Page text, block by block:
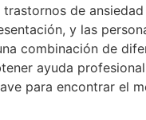
de
y las
combinación de
ayuda
para encontrar el